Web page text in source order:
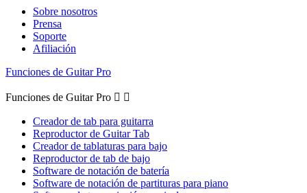
Sobre nosotros
Prensa
Soporte
Afiliación
Funciones de Guitar Pro
Funciones de Guitar Pro  
Creador de tab para guitarra
Reproductor de Guitar Tab
Creador de tablaturas para bajo
Reproductor de tab de bajo
Software de notación de batería
Software de notación de partituras para piano